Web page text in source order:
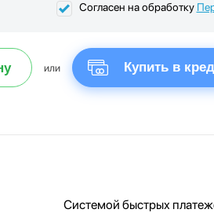
Согласен на обработку
или Купить в
Системой быстрых